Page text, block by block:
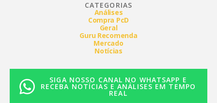
CATEGORIAS
Análises
Compra PcD
Geral
Guru Recomenda
Mercado
Notícias
SIGA NOSSO CANAL NO WHATSAPP E
RECEBA NOTÍCIAS E ANÁLISES EM TEMPO
REAL